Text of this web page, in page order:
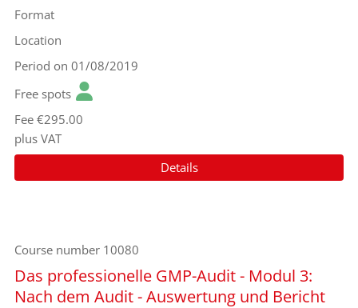
Format
Location
Period on 01/08/2019
Free spots
Fee €295.00
plus VAT
Details
Course number 10080
Das professionelle GMP-Audit - Modul 3:
Nach dem Audit - Auswertung und Bericht